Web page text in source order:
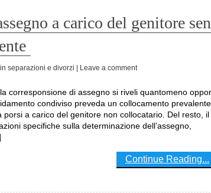
a carico del genitore
in separazioni e divorzi | Leave a comment
condiviso preveda un collocamento prevalente
a carico del genitore non collocatario. Del resto, il
specifiche sulla determinazione dell’assegno,
Continue Reading...